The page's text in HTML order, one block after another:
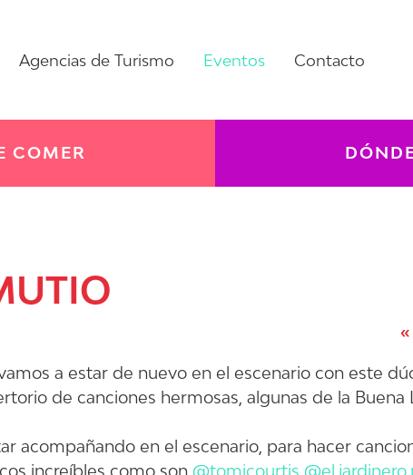
Agencias de Turismo Eventos Contacto
COMER
«
a estar de nuevo en el escenario con este
de canciones hermosas, algunas de la Buena
acompañando en el escenario, para hacer
increíbles como son @tomicourtis